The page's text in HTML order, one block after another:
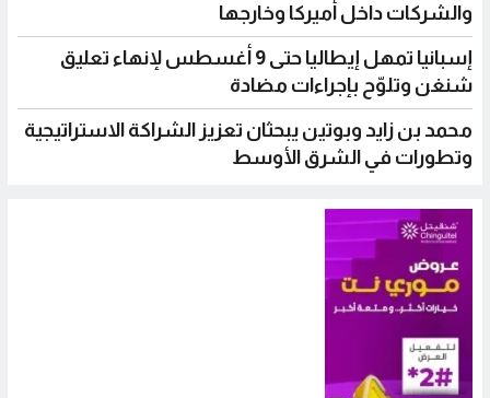
والشركات داخل أميركا وخارجها
إسبانيا تمهل إيطاليا حتى 9 أغسطس لإنهاء تعليق
شنغن وتلوّح بإجراءات مضادة
محمد بن زايد وبوتين يبحثان تعزيز الشراكة الاستراتيجية
وتطورات في الشرق الأوسط